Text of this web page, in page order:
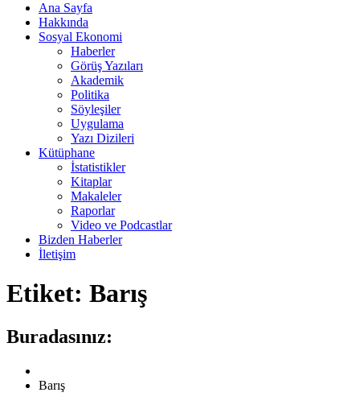
Ana Sayfa
Hakkında
Sosyal Ekonomi
Haberler
Görüş Yazıları
Akademik
Politika
Söyleşiler
Uygulama
Yazı Dizileri
Kütüphane
İstatistikler
Kitaplar
Makaleler
Raporlar
Video ve Podcastlar
Bizden Haberler
İletişim
Etiket: Barış
Buradasınız:
Barış